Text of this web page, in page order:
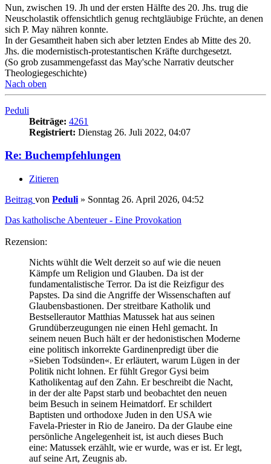
Nun, zwischen 19. Jh und der ersten Hälfte des 20. Jhs. trug die
Neuscholastik offensichtlich genug rechtgläubige Früchte, an denen
sich P. May nähren konnte.
In der Gesamtheit haben sich aber letzten Endes ab Mitte des 20.
Jhs. die modernistisch-protestantischen Kräfte durchgesetzt.
(So grob zusammengefasst das May'sche Narrativ deutscher
Theologiegeschichte)
Nach oben
Peduli
Beiträge: 4261
Registriert: Dienstag 26. Juli 2022, 04:07
Re: Buchempfehlungen
Zitieren
Beitrag von Peduli » Sonntag 26. April 2026, 04:52
Das katholische Abenteuer - Eine Provokation
Rezension:
Nichts wühlt die Welt derzeit so auf wie die neuen
Kämpfe um Religion und Glauben. Da ist der
fundamentalistische Terror. Da ist die Reizfigur des
Papstes. Da sind die Angriffe der Wissenschaften auf
Glaubensbastionen. Der streitbare Katholik und
Bestsellerautor Matthias Matussek hat aus seinen
Grundüberzeugungen nie einen Hehl gemacht. In
seinem neuen Buch hält er der hedonistischen Moderne
eine politisch inkorrekte Gardinenpredigt über die
»Sieben Todsünden«. Er erläutert, warum Lügen in der
Politik nicht lohnen. Er fühlt Gregor Gysi beim
Katholikentag auf den Zahn. Er beschreibt die Nacht,
in der der alte Papst starb und beobachtet den neuen
beim Besuch in seinem Heimatdorf. Er schildert
Baptisten und orthodoxe Juden in den USA wie
Favela-Priester in Rio de Janeiro. Da der Glaube eine
persönliche Angelegenheit ist, ist auch dieses Buch
eine: Matussek erzählt, wie er wurde, was er ist. Er legt,
auf seine Art, Zeugnis ab.